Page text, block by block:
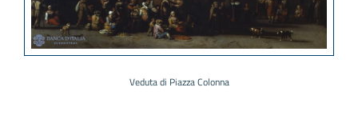
Veduta di Piazza Colonna